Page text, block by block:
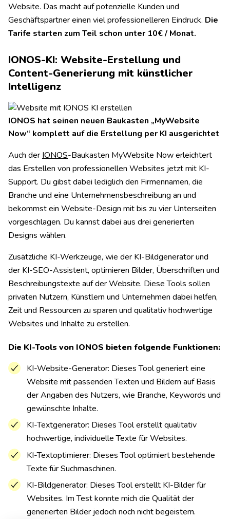
Website. Das macht auf potenzielle Kunden und
Geschäftspartner einen viel professionelleren Eindruck. Die
Tarife starten zum Teil schon unter 10€ / Monat.
IONOS-KI: Website-Erstellung und
Content-Generierung mit künstlicher
Intelligenz
IONOS hat seinen neuen Baukasten „MyWebsite
Now“ komplett auf die Erstellung per KI ausgerichtet
Auch der IONOS-Baukasten MyWebsite Now erleichtert
das Erstellen von professionellen Websites jetzt mit KI-
Support. Du gibst dabei lediglich den Firmennamen, die
Branche und eine Unternehmensbeschreibung an und
bekommst ein Website-Design mit bis zu vier Unterseiten
vorgeschlagen. Du kannst dabei aus drei generierten
Designs wählen.
Zusätzliche KI-Werkzeuge, wie der KI-Bildgenerator und
der KI-SEO-Assistent, optimieren Bilder, Überschriften und
Beschreibungstexte auf der Website. Diese Tools sollen
privaten Nutzern, Künstlern und Unternehmen dabei helfen,
Zeit und Ressourcen zu sparen und qualitativ hochwertige
Websites und Inhalte zu erstellen.
Die KI-Tools von IONOS bieten folgende Funktionen:
KI-Website-Generator: Dieses Tool generiert eine
Website mit passenden Texten und Bildern auf Basis
der Angaben des Nutzers, wie Branche, Keywords und
gewünschte Inhalte.
KI-Textgenerator: Dieses Tool erstellt qualitativ
hochwertige, individuelle Texte für Websites.
KI-Textoptimierer: Dieses Tool optimiert bestehende
Texte für Suchmaschinen.
KI-Bildgenerator: Dieses Tool erstellt KI-Bilder für
Websites. Im Test konnte mich die Qualität der
generierten Bilder jedoch noch nicht begeistern.